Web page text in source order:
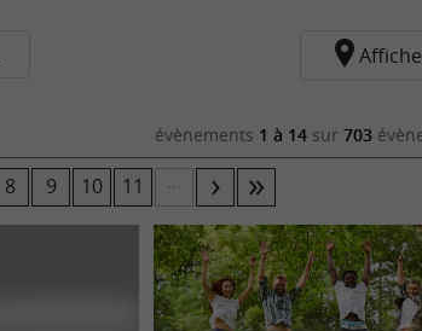
évènements 1 à 14 sur 703
8 9 10 11